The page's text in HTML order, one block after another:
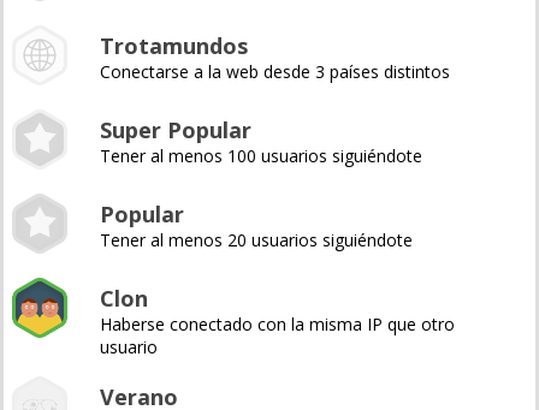
Trotamundos
Conectarse a la web desde 3 países distintos
Super Popular
Tener al menos 100 usuarios siguiéndote
Popular
Tener al menos 20 usuarios siguiéndote
Clon
Haberse conectado con la misma IP que otro
usuario
Verano